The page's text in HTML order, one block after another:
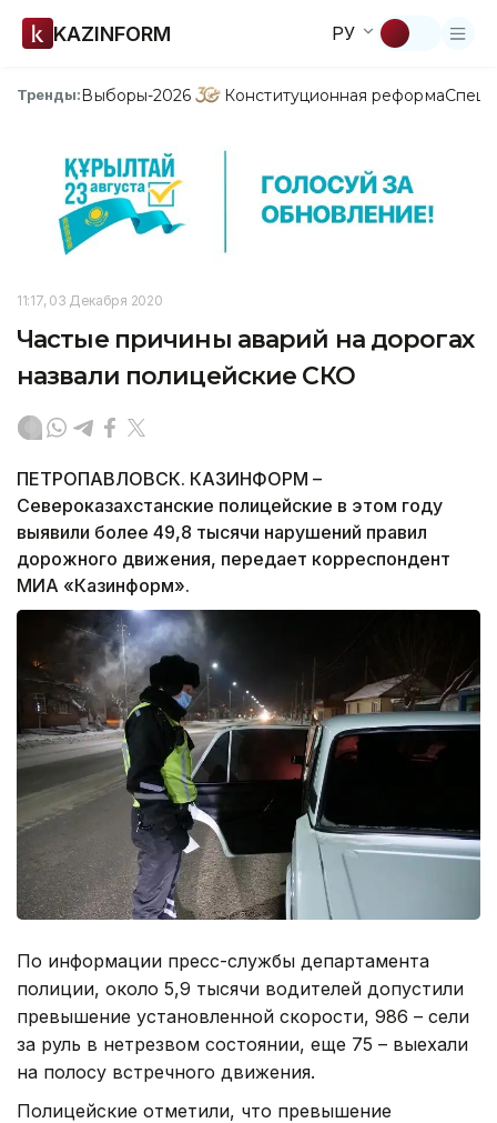
KAZINFORM РУ
Тренды:Выборы-2026 Конституционная реформа
11:17, 03 Декабря 2020
Частые причины аварий на дорогах
назвали полицейские СКО
ПЕТРОПАВЛОВСК. КАЗИНФОРМ –
Североказахстанские полицейские в этом году
выявили более 49,8 тысячи нарушений правил
дорожного движения, передает корреспондент
МИА «Казинформ».
По информации пресс-службы департамента
полиции, около 5,9 тысячи водителей допустили
превышение установленной скорости, 986 – сели
за руль в нетрезвом состоянии, еще 75 – выехали
на полосу встречного движения.
Полицейские отметили, что превышение